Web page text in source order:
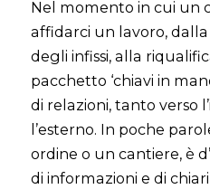
Nel momento in cui un
affidarci un lavoro,
degli infissi, alla
pacchetto ‘chiavi in
di relazioni, tanto verso
l’esterno. In poche
ordine o un cantiere, è
di informazioni e di